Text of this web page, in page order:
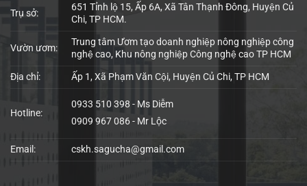
Trụ sở:
651 Tỉnh lộ 15, Ấp 6A, Xã Tân Thạnh Đông, Huyện Củ
Chi, TP HCM.
Vườn ươm:
Trung tâm Ươm tạo doanh nghiệp nông nghiệp công
nghệ cao, Khu nông nghiệp Công nghệ cao TP HCM
Địa chỉ: Ấp 1, Xã Phạm Văn Cội, Huyện Củ Chi, TP HCM
Hotline:
0933 510 398 - Ms Diễm
0909 967 086 - Mr Lộc
Email: cskh.sagucha@gmail.com